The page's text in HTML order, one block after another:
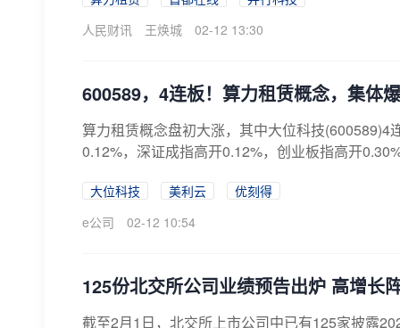
人民财讯
王焕城 02-12 13:30
600589，4连板！算力租赁概念，集体
算力租赁概念盘初大涨，其中大位科技
0.12%，深证成指高开0.12%，创业板指高开
大位科技 美利云
优刻得
e公司
02-12 10:54
125份北交所公司业绩预告出炉 高增长
截至2月1日，北交所上市公司中已有125家披露